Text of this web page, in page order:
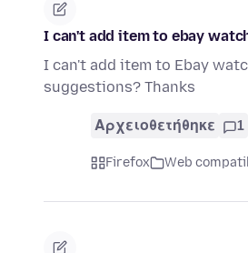
I can't add item to ebay
I can't add item to Ebay
suggestions? Thanks
Αρχειοθετήθηκε 1
Firefox Web